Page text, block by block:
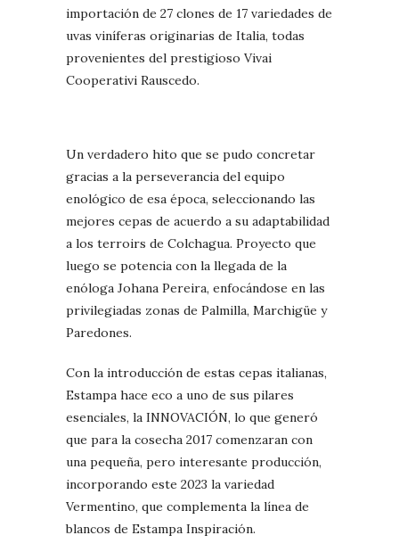
importación de 27 clones de 17 variedades de
uvas viníferas originarias de Italia, todas
provenientes del prestigioso Vivai
Cooperativi Rauscedo.
Un verdadero hito que se pudo concretar
gracias a la perseverancia del equipo
enológico de esa época, seleccionando las
mejores cepas de acuerdo a su adaptabilidad
a los terroirs de Colchagua. Proyecto que
luego se potencia con la llegada de la
enóloga Johana Pereira, enfocándose en las
privilegiadas zonas de Palmilla, Marchigüe y
Paredones.
Con la introducción de estas cepas italianas,
Estampa hace eco a uno de sus pilares
esenciales, la INNOVACIÓN, lo que generó
que para la cosecha 2017 comenzaran con
una pequeña, pero interesante producción,
incorporando este 2023 la variedad
Vermentino, que complementa la línea de
blancos de Estampa Inspiración.